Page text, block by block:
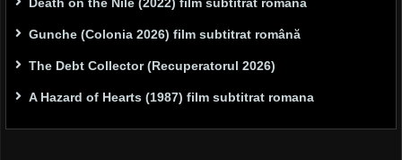
Gunche (Colonia 2026) film subtitrat română
The Debt Collector (Recuperatorul 2026)
A Hazard of Hearts (1987) film subtitrat romana